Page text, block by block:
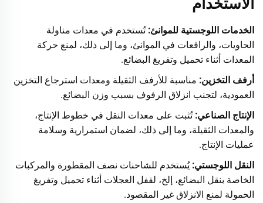
الاستخدام
الخدمات اللوجستية للموانئ:تُستخدم في معدات مناولة
الحاويات، والرافعات في الموانئ، وما إلى ذلك، لمنع حركة
المعدات أثناء تحميل وتفريغ البضائع.
أرفف التخزين: مناسبة للأرفف الثقيلة ومعدات استرجاع التخزين
العمودية، لتجنب انزلاق الرفوف بسبب وزن البضائع.
الإنتاج الصناعي:تُثبت على معدات النقل في خطوط الإنتاج،
والمعدات الثقيلة، وما إلى ذلك، لضمان استمرارية وسلامة
عمليات الإنتاج.
النقل اللوجستي:يُستخدم للشاحنات نصف المقطورة والمركبات
الخاصة بنقل البضائع، إلخ، لقفل العجلات أثناء تحميل وتفريغ
الحمولة لمنع الانزلاق غير المقصود.